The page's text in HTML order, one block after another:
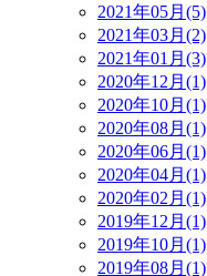
2021年05月(5)
2021年03月(2)
2021年01月(3)
2020年12月(1)
2020年10月(1)
2020年08月(1)
2020年06月(1)
2020年04月(1)
2020年02月(1)
2019年12月(1)
2019年10月(1)
2019年08月(1)